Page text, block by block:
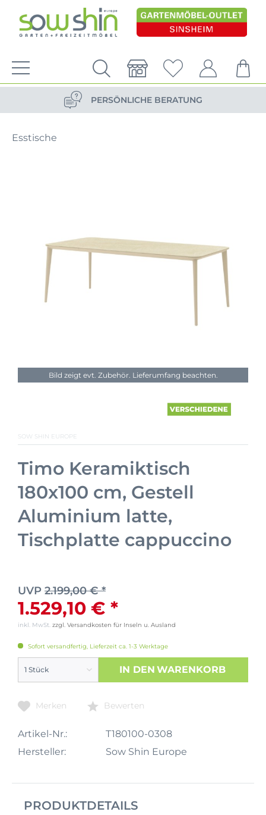
VERSANDKOSTENFREIE LIEFERUNG
PERSÖNLICHE BERATUNG
Esstische
Bild zeigt evt. Zubehör. Lieferumfang beachten.
SOW SHIN EUROPE
Timo Keramiktisch
180x100 cm, Gestell
Aluminium latte,
Tischplatte cappuccino
UVP 2.199,00 € *
1.529,10 € *
inkl. MwSt. zzgl. Versandkosten für Inseln u. Ausland
Sofort versandfertig, Lieferzeit ca. 1-3 Werktage
IN DEN WARENKORB
Merken Bewerten
Artikel-Nr.:
T180100-0308
Hersteller:
Sow Shin Europe
PRODUKTDETAILS